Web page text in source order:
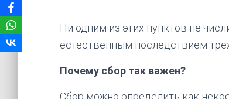
Ни одним из этих пунктов не
естественным последствием
Почему сбор так важен?
Сбор можно определить как